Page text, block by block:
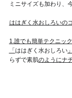
ミニサイズも加わり、
ははぎく水おしろいの
1.誰でも簡単テクニッ
「 ははぎく水おしろい」
らずで素肌のようにナ